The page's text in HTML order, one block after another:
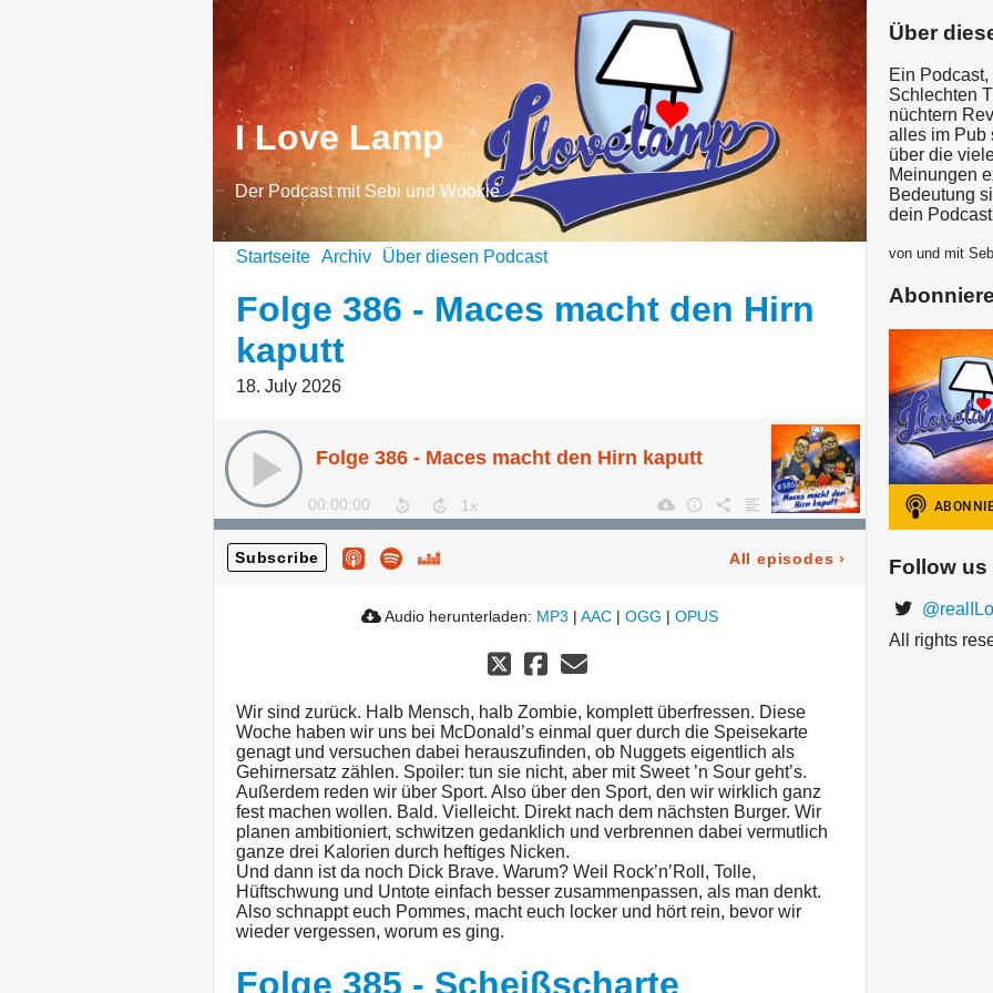
I Love Lamp
Der Podcast mit Sebi und Wookie
Startseite Archiv Über diesen Podcast
Folge 386 - Maces macht den Hirn
kaputt
18. July 2026
Folge 386 - Maces macht den Hirn kaputt
00:00:00
Subscribe All episodes ›
Audio herunterladen: MP3 | AAC | OGG | OPUS
Wir sind zurück. Halb Mensch, halb Zombie, komplett überfressen. Diese
Woche haben wir uns bei McDonald’s einmal quer durch die Speisekarte
genagt und versuchen dabei herauszufinden, ob Nuggets eigentlich als
Gehirnersatz zählen. Spoiler: tun sie nicht, aber mit Sweet ’n Sour geht’s.
Außerdem reden wir über Sport. Also über den Sport, den wir wirklich ganz
fest machen wollen. Bald. Vielleicht. Direkt nach dem nächsten Burger. Wir
planen ambitioniert, schwitzen gedanklich und verbrennen dabei vermutlich
ganze drei Kalorien durch heftiges Nicken.
Und dann ist da noch Dick Brave. Warum? Weil Rock’n’Roll, Tolle,
Hüftschwung und Untote einfach besser zusammenpassen, als man denkt.
Also schnappt euch Pommes, macht euch locker und hört rein, bevor wir
wieder vergessen, worum es ging.
Folge 385 - Scheißscharte
Über
Ein
Schlechten
nüchtern
alles im Pub
über die
Meinungen
Bedeutung
dein
von und mit
Follow us
All rights